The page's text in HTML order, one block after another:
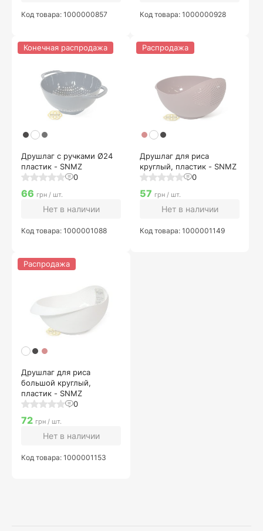
Код товара: 1000000857 Код товара: 1000000928
Друшлаг с ручками Ø24
пластик - SNMZ
0
Конечная распродажа
66 грн / шт.
Нет в наличии
Код товара: 1000001088
Друшлаг для риса
круглый, пластик - SNMZ
0
Распродажа
57 грн / шт.
Нет в наличии
Код товара: 1000001149
Друшлаг для риса
большой круглый,
пластик - SNMZ
0
Распродажа
72 грн / шт.
Нет в наличии
Код товара: 1000001153